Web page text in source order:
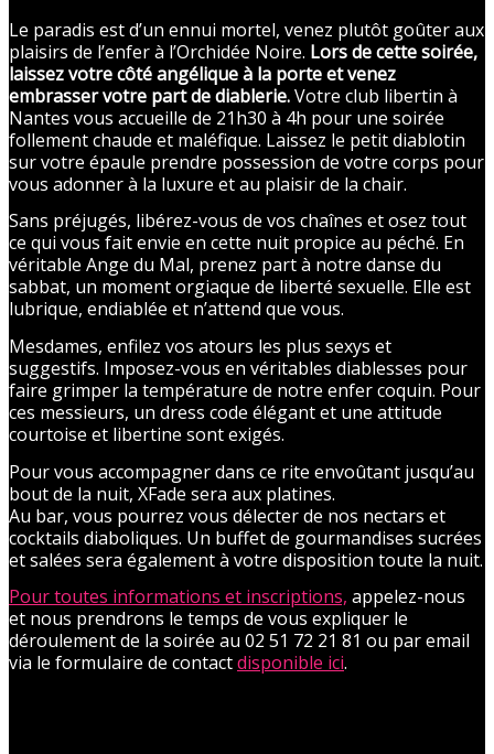
Le paradis est d’un ennui mortel, venez plutôt goûter aux
plaisirs de l’enfer à l’Orchidée Noire. Lors de cette soirée,
laissez votre côté angélique à la porte et venez
embrasser votre part de diablerie.Votre club libertin à
Nantes vous accueille de 21h30 à 4h pour une soirée
follement chaude et maléfique. Laissez le petit diablotin
sur votre épaule prendre possession de votre corps pour
vous adonner à la luxure et au plaisir de la chair.
Sans préjugés, libérez-vous de vos chaînes et osez tout
ce qui vous fait envie en cette nuit propice au péché. En
véritable Ange du Mal, prenez part à notre danse du
sabbat, un moment orgiaque de liberté sexuelle. Elle est
lubrique, endiablée et n’attend que vous.
Mesdames, enfilez vos atours les plus sexys et
suggestifs. Imposez-vous en véritables diablesses pour
faire grimper la température de notre enfer coquin. Pour
ces messieurs, un dress code élégant et une attitude
courtoise et libertine sont exigés.
Pour vous accompagner dans ce rite envoûtant jusqu’au
bout de la nuit, XFade sera aux platines.
Au bar, vous pourrez vous délecter de nos nectars et
cocktails diaboliques. Un buffet de gourmandises sucrées
et salées sera également à votre disposition toute la nuit.
Pour toutes informations et inscriptions, appelez-nous
et nous prendrons le temps de vous expliquer le
déroulement de la soirée au 02 51 72 21 81 ou par email
via le formulaire de contactdisponible ici.